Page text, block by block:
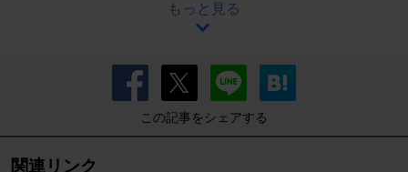
もっと見る
この記事をシェアする
関連リンク